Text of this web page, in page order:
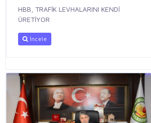
HBB, TRAFİK LEVHALARINI KENDİ
ÜRETİYOR
İncele